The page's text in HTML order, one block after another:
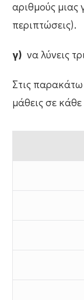
αριθμούς μιας
περιπτώσεις).
γ) να λύνεις
Στις παρακάτω
μάθεις σε